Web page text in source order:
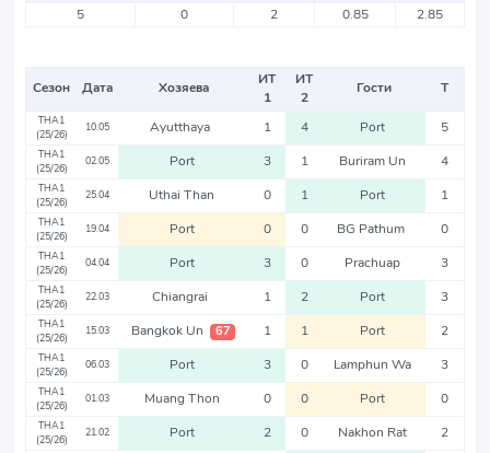
5
0 2 0.85 2.85
Сезон Дата Хозяева
ИТ
1
ИТ
2
Гости Т
THA1
(25/26)
10.05 Ayutthaya 1 4 Port 5
THA1
(25/26)
02.05 Port 3 1 Buriram Un 4
THA1
(25/26)
25.04 Uthai Than 0 1 Port 1
THA1
(25/26)
19.04 Port 0 0 BG Pathum 0
THA1
(25/26)
04.04 Port 3 0 Prachuap 3
THA1
(25/26)
22.03 Chiangrai 1 2 Port 3
THA1
(25/26)
15.03 Bangkok Un 67 1 1 Port 2
THA1
(25/26)
06.03 Port 3 0 Lamphun Wa 3
THA1
(25/26)
01.03 Muang Thon 0 0 Port 0
THA1
(25/26)
21.02 Port 2 0 Nakhon Rat 2